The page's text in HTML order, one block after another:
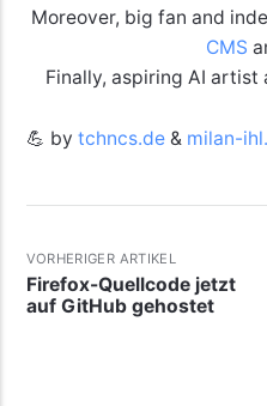
Moreover, big fan and
CMS
Finally, aspiring AI artist
💪 by tchncs.de& milan-
VORHERIGER ARTIKEL
Firefox-Quellcode jetzt
auf GitHub gehostet